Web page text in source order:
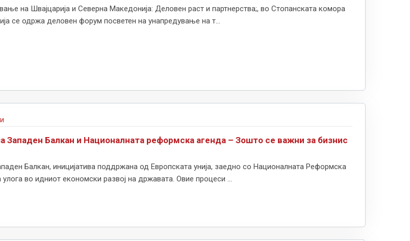
на Швајцарија и Северна Македонија: Деловен раст и партнерства;, во Стопанската комора
се одржа деловен форум посветен на унапредување на т...
Западен Балкан и Националната реформска агенда – Зошто се важни за бизнис
Балкан, иницијатива поддржана од Европската унија, заедно со Националната Реформска
улога во идниот економски развој на државата. Овие процеси ...